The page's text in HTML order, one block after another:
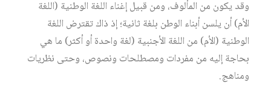
وقد يكون من المألوف، ومن قبيل إغناء اللغة الوطنية (اللغة
الأم) أن يلسن أبناء الوطن بلغة ثانية؛ إذ ذاك تقترض اللغة
الوطنية (الأم) من اللغة الأجنبية (لغة واحدة أو أكثر) ما هي
بحاجة إليه من مفردات ومصطلحات ونصوص، وحتى نظريات
ومناهج.